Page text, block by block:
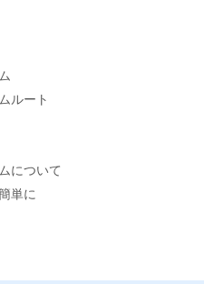
ルート
について
単に